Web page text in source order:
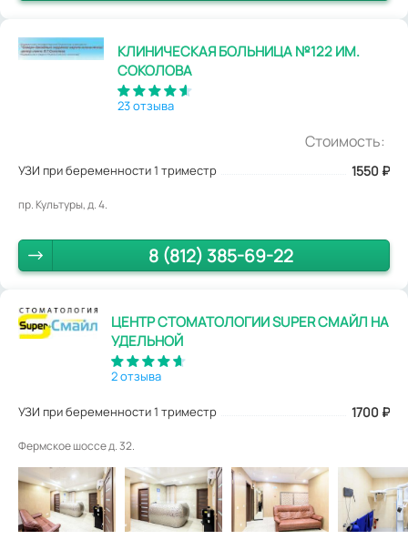
КЛИНИЧЕСКАЯ БОЛЬНИЦА №122 ИМ.
СОКОЛОВА
23 отзыва
Стоимость:
УЗИ при беременности 1 триместр 1550 ₽
пр. Культуры, д. 4.
8 (812) 385-69-22
ЦЕНТР СТОМАТОЛОГИИ SUPER СМАЙЛ НА
УДЕЛЬНОЙ
2 отзыва
УЗИ при беременности 1 триместр 1700 ₽
Фермское шоссе д. 32.